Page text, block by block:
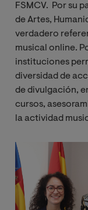
FSMCV. Por su
de Artes,
verdadero
musical online.
instituciones
diversidad de
de divulgación,
cursos,
la actividad